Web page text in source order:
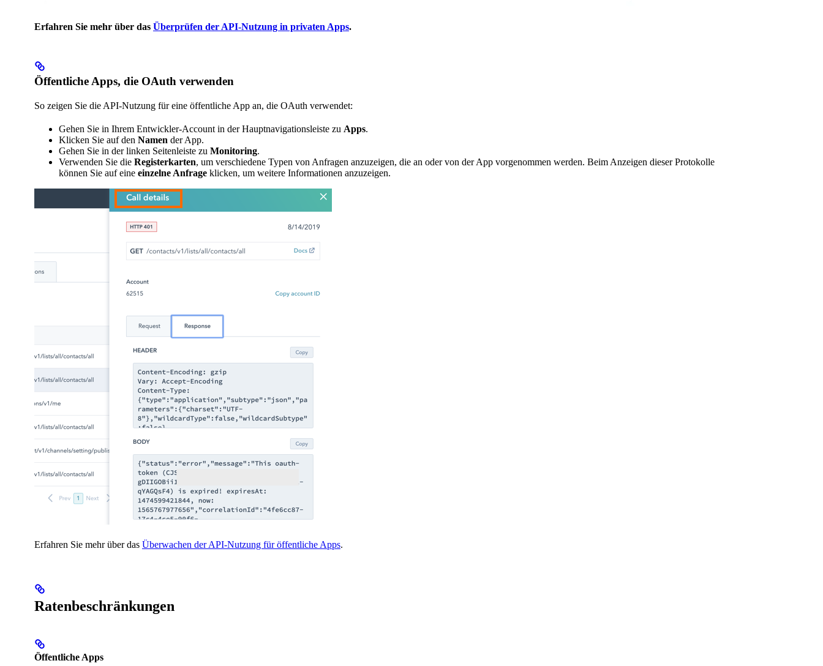
Erfahren Sie mehr über das Überprüfen der API-Nutzung in privaten Apps.
Öffentliche Apps, die OAuth verwenden
So zeigen Sie die API-Nutzung für eine öffentliche App an, die OAuth verwendet:
Gehen Sie in Ihrem Entwickler-Account in der Hauptnavigationsleiste zu Apps.
Klicken Sie auf den Namen der App.
Gehen Sie in der linken Seitenleiste zu Monitoring.
Verwenden Sie die Registerkarten, um verschiedene Typen von Anfragen anzuzeigen, die an oder von der App vorgenommen werden. Beim Anzeigen dieser Protokolle
können Sie auf eine einzelne Anfrage klicken, um weitere Informationen anzuzeigen.
Erfahren Sie mehr über das Überwachen der API-Nutzung für öffentliche Apps.
Ratenbeschränkungen
Öffentliche Apps